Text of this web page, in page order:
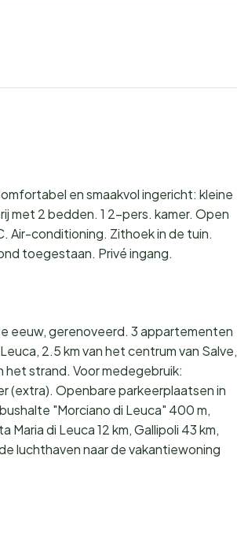
en smaakvol ingericht: kleine
met 2 bedden. 1 2-pers. kamer. Open
conditioning. Zithoek in de tuin.
toegestaan. Privé ingang.
eeuw, gerenoveerd. 3 appartementen
2.5 km van het centrum van Salve,
het strand. Voor medegebruik:
(extra). Openbare parkeerplaatsen in
"Morciano di Leuca" 400 m,
di Leuca 12 km, Gallipoli 43 km,
luchthaven naar de vakantiewoning